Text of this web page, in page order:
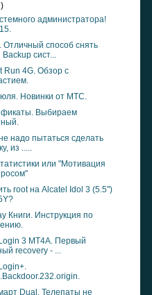
администратора!
Отличный способ снять
сист...
Run 4G. Обзор с
Новинки от МТС.
Выбираем
надо пытаться сделать
из .....
или "Мотивация
root на Alcatel Idol 3 (5.5")
Книги. Инструкция по
3 MT4A. Первый
recovery - ...
Dual. Телепаты не